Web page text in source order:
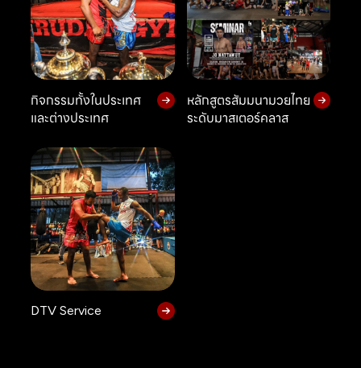
กิจกรรมทั้งในประเทศ
และต่างประเทศ
หลักสูตรสัมมนามวยไทย
ระดับมาสเตอร์คลาส
DTV Service